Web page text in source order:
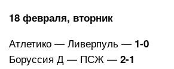
18 февраля, вторник
Атлетико — Ливерпуль — 1-0
Боруссия Д — ПСЖ — 2-1